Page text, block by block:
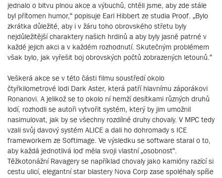
jednalo o bitvu plnou akce a výbuchů, chtěli jsme, aby zde stále
byl přítomen humor,“ popisuje Earl Hibbert ze studia Proof. „Bylo
zkrátka důležité, aby i v žáru toho obrovského střetu byly
nejdůležitější charaktery našich hrdinů a aby byly jasně patrné v
každé jejich akci a v každém rozhodnutí. Skutečným problémem
však bylo, jak vyřešit boj obrovských počtů zobrazených letounů.“
Veškerá akce se v této části filmu soustředí okolo
čtyřkilometrové lodi Dark Aster, která patří hlavnímu záporákovi
Ronanovi. A jelikož se to okolo ní hemží desítkami různých druhů
lodí, rozhodli se autoři vytvořit systém, který by jim umožnil
nasimulovat, jak by se všechny rozdílné druhy chovaly. V MPC tedy
vzali svůj davový systém ALICE a dali ho dohromady s ICE
frameworkem ze Softimage. Ve výsledku se software staral o to,
aby každá jednotlivá loď měla svoji vlastní „osobnost“.
Těžkotonážní Ravagery se například chovaly jako kamióny razící si
cestu ulicí, elegantní star blastery Nova Corp zase spoléhaly spíše